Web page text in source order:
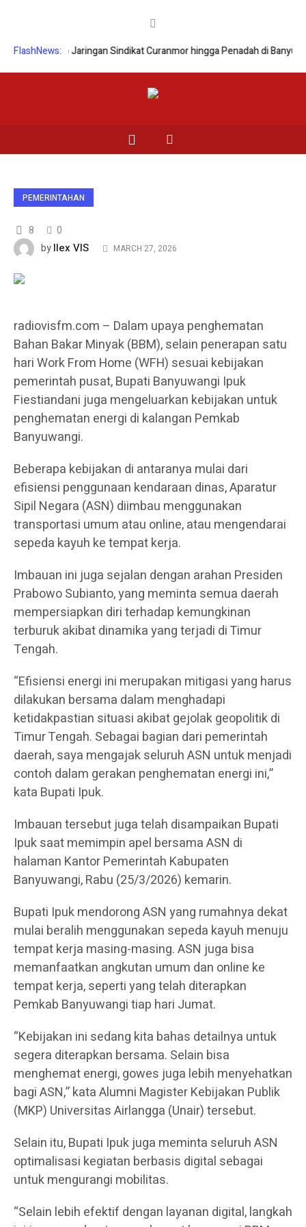
FlashNews:
Ungkap Jaringan Sindikat Curanmor hingga Penadah di
PEMERINTAHAN
8
0
byIlex VIS MARCH 27, 2026
radiovisfm.com – Dalam upaya penghematan
Bahan Bakar Minyak (BBM), selain penerapan satu
hari Work From Home (WFH) sesuai kebijakan
pemerintah pusat, Bupati Banyuwangi Ipuk
Fiestiandani juga mengeluarkan kebijakan untuk
penghematan energi di kalangan Pemkab
Banyuwangi.
Beberapa kebijakan di antaranya mulai dari
efisiensi penggunaan kendaraan dinas, Aparatur
Sipil Negara (ASN) diimbau menggunakan
transportasi umum atau online, atau mengendarai
sepeda kayuh ke tempat kerja.
Imbauan ini juga sejalan dengan arahan Presiden
Prabowo Subianto, yang meminta semua daerah
mempersiapkan diri terhadap kemungkinan
terburuk akibat dinamika yang terjadi di Timur
Tengah.
“Efisiensi energi ini merupakan mitigasi yang harus
dilakukan bersama dalam menghadapi
ketidakpastian situasi akibat gejolak geopolitik di
Timur Tengah. Sebagai bagian dari pemerintah
daerah, saya mengajak seluruh ASN untuk menjadi
contoh dalam gerakan penghematan energi ini,”
kata Bupati Ipuk.
Imbauan tersebut juga telah disampaikan Bupati
Ipuk saat memimpin apel bersama ASN di
halaman Kantor Pemerintah Kabupaten
Banyuwangi, Rabu (25/3/2026) kemarin.
Bupati Ipuk mendorong ASN yang rumahnya dekat
mulai beralih menggunakan sepeda kayuh menuju
tempat kerja masing-masing. ASN juga bisa
memanfaatkan angkutan umum dan online ke
tempat kerja, seperti yang telah diterapkan
Pemkab Banyuwangi tiap hari Jumat.
“Kebijakan ini sedang kita bahas detailnya untuk
segera diterapkan bersama. Selain bisa
menghemat energi, gowes juga lebih menyehatkan
bagi ASN,” kata Alumni Magister Kebijakan Publik
(MKP) Universitas Airlangga (Unair) tersebut.
Selain itu, Bupati Ipuk juga meminta seluruh ASN
optimalisasi kegiatan berbasis digital sebagai
untuk mengurangi mobilitas.
“Selain lebih efektif dengan layanan digital, langkah